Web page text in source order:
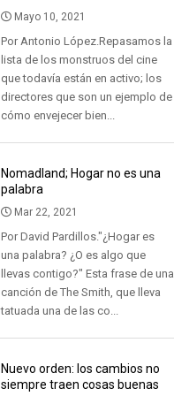
Mayo 10, 2021
Por Antonio López.Repasamos la
lista de los monstruos del cine
que todavía están en activo; los
directores que son un ejemplo de
cómo envejecer bien...
Nomadland; Hogar no es una
palabra
Mar 22, 2021
Por David Pardillos."¿Hogar es
una palabra? ¿O es algo que
llevas contigo?" Esta frase de una
canción de The Smith, que lleva
tatuada una de las co...
Nuevo orden: los cambios no
siempre traen cosas buenas